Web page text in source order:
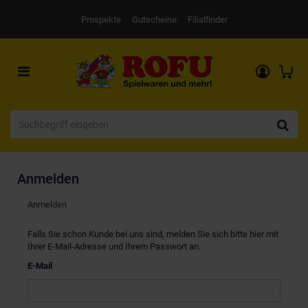
Prospekte Gutscheine Filialfinder
Toggle
navigation
Anmelden
Anmelden
Falls Sie schon Kunde bei uns sind, melden Sie sich bitte hier mit
Ihrer E-Mail-Adresse und Ihrem Passwort an.
E-Mail